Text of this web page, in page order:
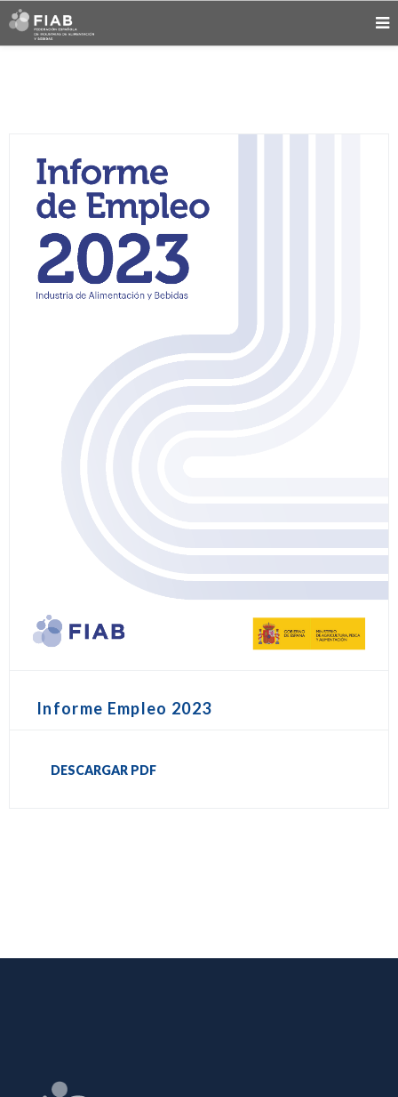
Informe Empleo 2023
DESCARGAR PDF